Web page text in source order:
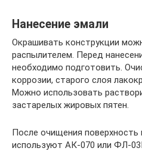
Нанесение эмали
Окрашивать конструкции
распылителем. Перед
необходимо подготовить.
коррозии, старого слоя
Можно использовать
застарелых жировых пятен.
После очищения поверхность
используют АК-070 или ФЛ-